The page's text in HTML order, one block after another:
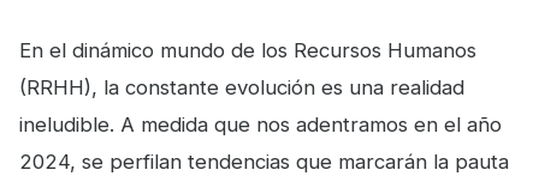
En el dinámico mundo de los Recursos Humanos
(RRHH), la constante evolución es una realidad
ineludible. A medida que nos adentramos en el año
2024, se perfilan tendencias que marcarán la pauta